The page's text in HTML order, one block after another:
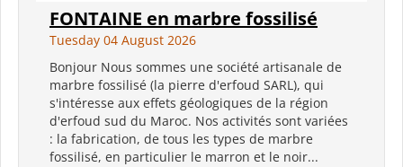
FONTAINE en marbre fossilisé
Tuesday 04 August 2026
Bonjour Nous sommes une société artisanale de
marbre fossilisé (la pierre d'erfoud SARL), qui
s'intéresse aux effets géologiques de la région
d'erfoud sud du Maroc. Nos activités sont variées
: la fabrication, de tous les types de marbre
fossilisé, en particulier le marron et le noir...